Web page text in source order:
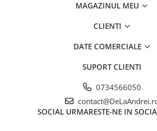
MAGAZINUL MEU
CLIENTI
DATE COMERCIALE
SUPORT CLIENTI
0734566050
SOCIAL URMARESTE-NE IN